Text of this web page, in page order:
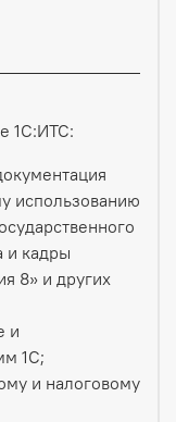
1С:ИТС:
использованию
и кадры
8» и других
и
1С;
и налоговому